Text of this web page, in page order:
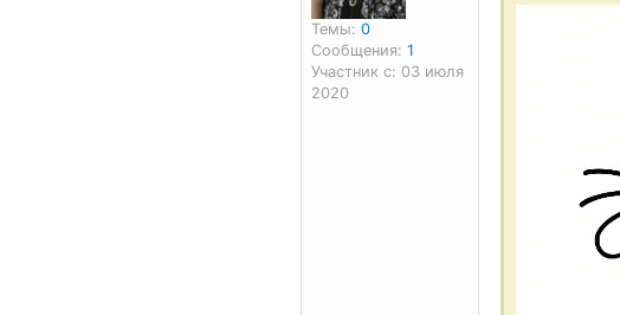
Темы: 0
Сообщения: 1
Участник с: 03 июля
2020